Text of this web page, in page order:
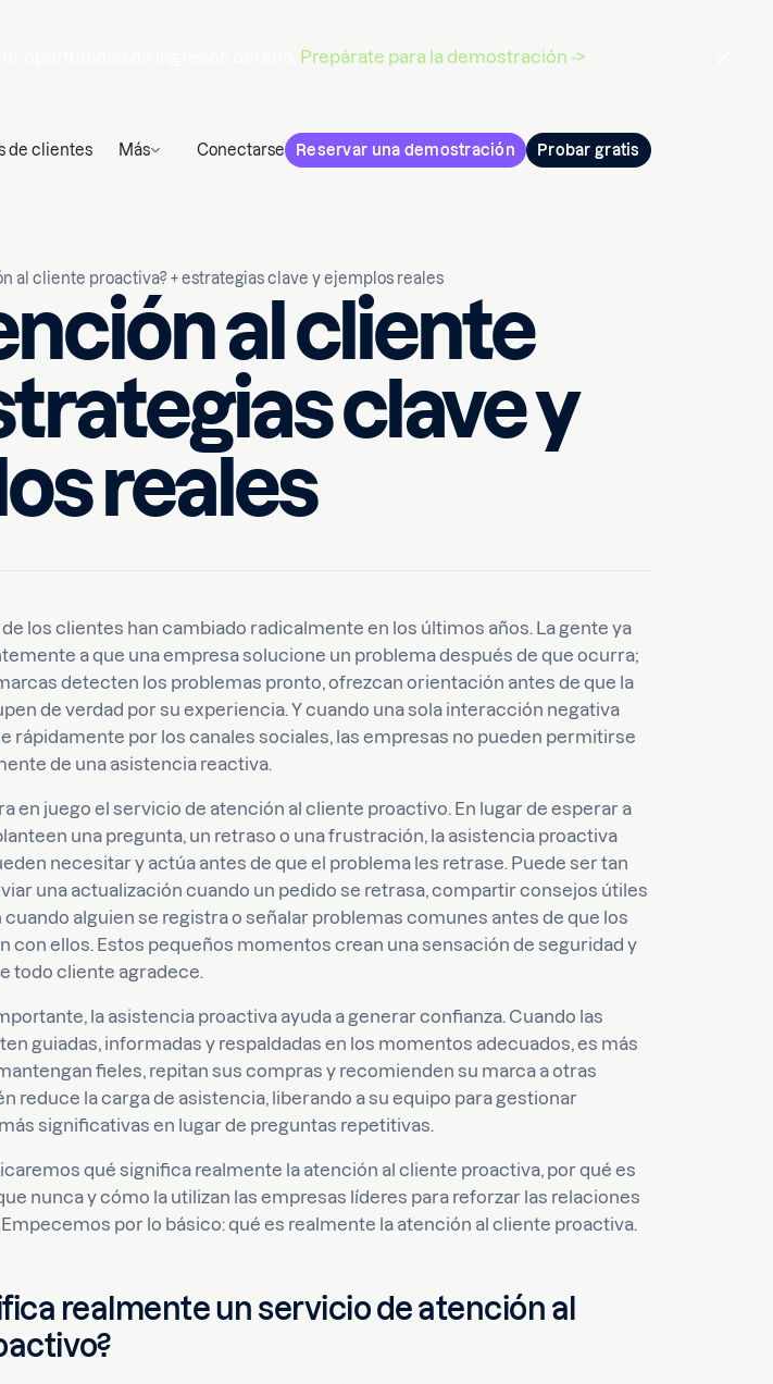
Prepárate para la demostración ->
de clientes Más Conectarse Reservar una demostración Probar gratis
al cliente proactiva? + estrategias clave y ejemplos reales
al cliente
clave y
reales
Escrito por
Huseyn
los clientes han cambiado radicalmente en los últimos años. La gente ya
a que una empresa solucione un problema después de que ocurra;
detecten los problemas pronto, ofrezcan orientación antes de que la
de verdad por su experiencia. Y cuando una sola interacción negativa
rápidamente por los canales sociales, las empresas no pueden permitirse
de una asistencia reactiva.
en juego el servicio de atención al cliente proactivo. En lugar de esperar a
una pregunta, un retraso o una frustración, la asistencia proactiva
necesitar y actúa antes de que el problema les retrase. Puede ser tan
una actualización cuando un pedido se retrasa, compartir consejos útiles
alguien se registra o señalar problemas comunes antes de que los
con ellos. Estos pequeños momentos crean una sensación de seguridad y
todo cliente agradece.
la asistencia proactiva ayuda a generar confianza. Cuando las
guiadas, informadas y respaldadas en los momentos adecuados, es más
fieles, repitan sus compras y recomienden su marca a otras
reduce la carga de asistencia, liberando a su equipo para gestionar
significativas en lugar de preguntas repetitivas.
qué significa realmente la atención al cliente proactiva, por qué es
nunca y cómo la utilizan las empresas líderes para reforzar las relaciones
por lo básico: qué es realmente la atención al cliente proactiva.
realmente un servicio de atención al